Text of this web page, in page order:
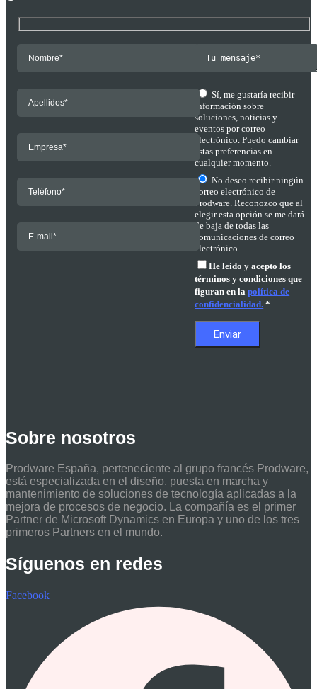
Sí, me gustaría recibir
información sobre
soluciones, noticias y
eventos por correo
electrónico. Puedo cambiar
estas preferencias en
cualquier momento.
No deseo recibir ningún
correo electrónico de
Prodware. Reconozco que al
elegir esta opción se me dará
de baja de todas las
comunicaciones de correo
electrónico.
He leído y acepto los
términos y condiciones que
figuran en lapolítica de
confidencialidad. *
Sobre nosotros
Prodware España, perteneciente al grupo francés Prodware,
está especializada en el diseño, puesta en marcha y
mantenimiento de soluciones de tecnología aplicadas a la
mejora de procesos de negocio. La compañía es el primer
Partner de Microsoft Dynamics en Europa y uno de los tres
primeros Partners en el mundo.
Síguenos en redes
Facebook